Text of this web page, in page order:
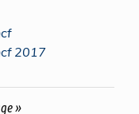
2017
»